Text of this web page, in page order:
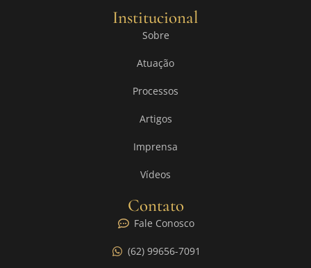
Institucional
Sobre
Atuação
Processos
Artigos
Imprensa
Vídeos
Contato
Fale Conosco
(62) 99656-7091